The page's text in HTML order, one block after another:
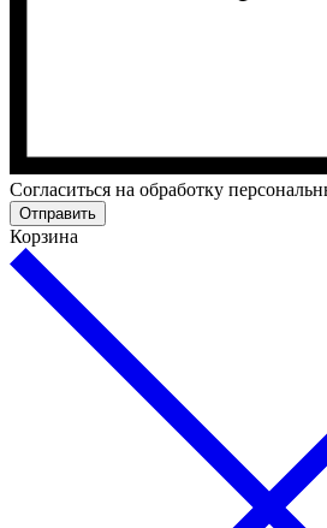
Cогласиться на обработку
Отправить
Корзина